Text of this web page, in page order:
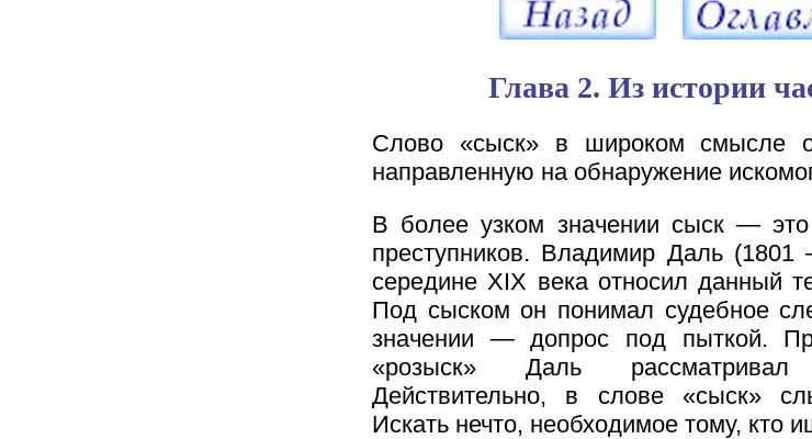
Глава 2. Из истории
Слово «сыск» в широком смысле
направленную на обнаружение
В более узком значении сыск —
преступников. Владимир Даль
середине XIX века относил данный
Под сыском он понимал судебное
значении — допрос под пыткой.
«розыск» Даль
Действительно, в слове «сыск»
Искать нечто, необходимое тому, кто